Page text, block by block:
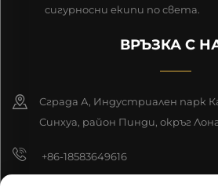
сигурносни екипи по света.
ВРЪЗКА С
Сграда А, Индустриален парк
Синхуа, район Пинди, окръг
+86-18583649616